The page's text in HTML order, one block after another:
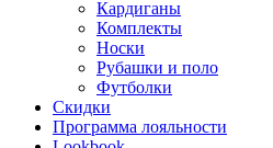
Кардиганы
Комплекты
Носки
Рубашки и поло
Футболки
Скидки
Программа лояльности